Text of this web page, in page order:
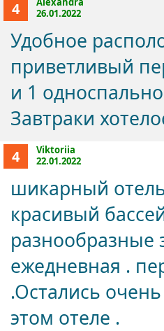
4
26.01.2022
Удобное
приветливый
и 1
Завтраки
4
Viktoriia
22.01.2022
шикарный
красивый
разнообразные
ежедневная .
.Остались
этом отеле .